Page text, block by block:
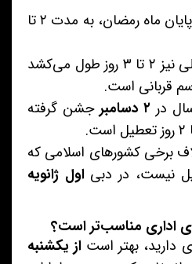
: به مناسبت پایان ماه رمضان، به مدت ۲ تا
: این تعطیلی نیز ۲ تا ۳ روز طول می‌کشد
قربانی است.
در ۲ دسامبر
جشن گرفته
برخی کشورهای اسلامی که
نیست، در دبیاول ژانویه
اداری مناسب‌تر است؟
دارید، بهتر است از یکشنبه